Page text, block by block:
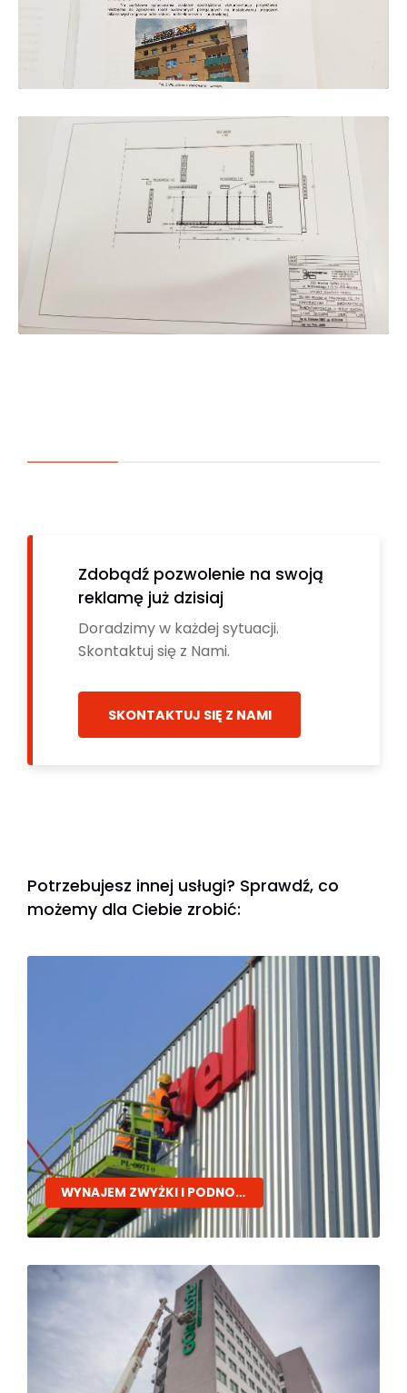
Zdobądź pozwolenie na swoją
reklamę już dzisiaj
Doradzimy w każdej sytuacji.
Skontaktuj się z Nami.
SKONTAKTUJ SIĘ Z NAMI
Potrzebujesz innej usługi? Sprawdź, co
możemy dla Ciebie zrobić:
WYNAJEM ZWYŻKI I PODNOŚNIKÓW